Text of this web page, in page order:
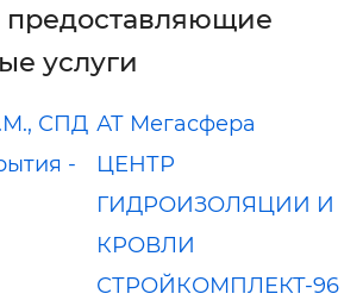
услуги
СПД АТ Мегасфера
-
ЦЕНТР
ГИДРОИЗОЛЯЦИИ И
КРОВЛИ
СТРОЙКОМПЛЕКТ-96